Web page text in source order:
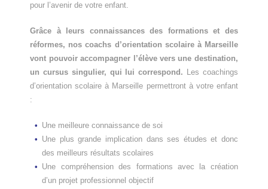
pour l’avenir de votre enfant.
Grâce à leurs connaissances des formations et des
réformes, nos coachs d’orientation scolaire à Marseille
vont pouvoir accompagner l’élève vers une destination,
un cursus singulier, qui lui correspond. Les coachings
d’orientation scolaire à Marseille permettront à votre enfant
:
Une meilleure connaissance de soi
Une plus grande implication dans ses études et donc
des meilleurs résultats scolaires
Une compréhension des formations avec la création
d’un projet professionnel objectif